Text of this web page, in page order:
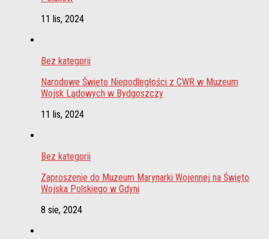
11 lis, 2024
Bez kategorii
Narodowe Święto Niepodległości z CWR w Muzeum
Wojsk Lądowych w Bydgoszczy
11 lis, 2024
Bez kategorii
Zaproszenie do Muzeum Marynarki Wojennej na Święto
Wojska Polskiego w Gdyni
8 sie, 2024